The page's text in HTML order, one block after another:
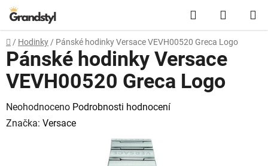
Přejít na obsah Hledat
Domů
/ Hodinky / Pánské hodinky Versace VEVH00520 Greca Logo
Pánské hodinky Versace
VEVH00520 Greca Logo
Průměrné hodnocení produktu je 0,0 z 5 hvězdiček.
Neohodnoceno Podrobnosti hodnocení
Značka: Versace